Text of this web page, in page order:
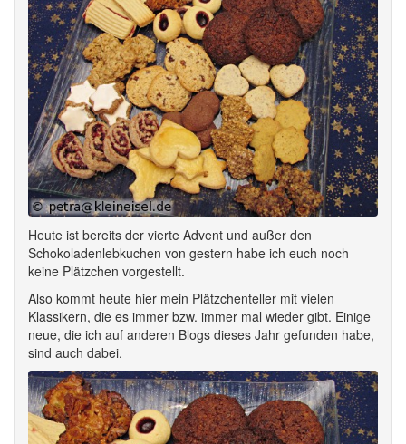
Heute ist bereits der vierte Advent und außer den
Schokoladenlebkuchen von gestern habe ich euch noch
keine Plätzchen vorgestellt.
Also kommt heute hier mein Plätzchenteller mit vielen
Klassikern, die es immer bzw. immer mal wieder gibt. Einige
neue, die ich auf anderen Blogs dieses Jahr gefunden habe,
sind auch dabei.